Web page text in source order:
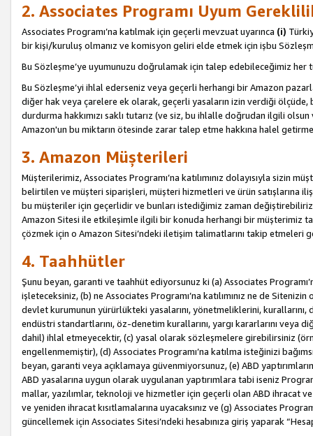
2. Associates Programı Uyum
Associates Programı’na katılmak için geçerli mevzuat uyarınca (i)
bir kişi/kuruluş olmanız ve komisyon geliri elde etmek için işbu
Bu Sözleşme’ye uyumunuzu doğrulamak için talep edebileceğimiz
Bu Sözleşme’yi ihlal ederseniz veya geçerli herhangi bir Amazon
diğer hak veya çarelere ek olarak, geçerli yasaların izin verdiği
durdurma hakkımızı saklı tutarız (ve siz, bu ihlalle doğrudan ilgili
Amazon'un bu miktarın ötesinde zarar talep etme hakkına halel
3. Amazon Müşterileri
Müşterilerimiz, Associates Programı’na katılımınız dolayısıyla sizin
belirtilen ve müşteri siparişleri, müşteri hizmetleri ve ürün satışlarına
bu müşteriler için geçerlidir ve bunları istediğimiz zaman
Amazon Sitesi ile etkileşimle ilgili bir konuda herhangi bir müşterimiz
çözmek için o Amazon Sitesi’ndeki iletişim talimatlarını takip etmeleri
4. Taahhütler
Şunu beyan, garanti ve taahhüt ediyorsunuz ki (a) Associates
işleteceksiniz, (b) ne Associates Programı’na katılımınız ne de
devlet kurumunun yürürlükteki yasalarını, yönetmeliklerini,
endüstri standartlarını, öz-denetim kurallarını, yargı kararlarını
dahil) ihlal etmeyecektir, (c) yasal olarak sözleşmelere girebilirsiniz
engellenmemiştir), (d) Associates Programı’na katılma isteğinizi
beyan, garanti veya açıklamaya güvenmiyorsunuz, (e) ABD
ABD yasalarına uygun olarak uygulanan yaptırımlara tabi iseniz
mallar, yazılımlar, teknoloji ve hizmetler için geçerli olan ABD ihracat
ve yeniden ihracat kısıtlamalarına uyacaksınız ve (g) Associates
güncellemek için Associates Sitesi’ndeki hesabınıza giriş yaparak